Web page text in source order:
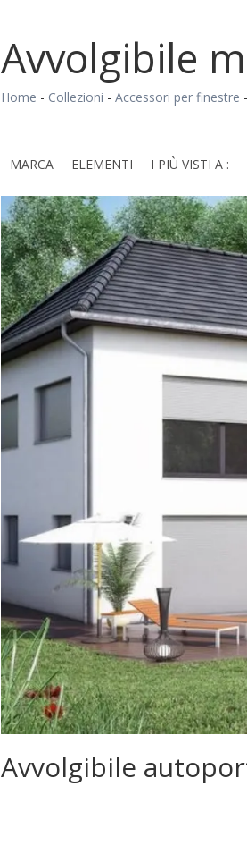
Avvolgibile
Home - Collezioni - Accessori per finestre -
MARCA ELEMENTI I PIÙ VISTI A :
Avvolgibile